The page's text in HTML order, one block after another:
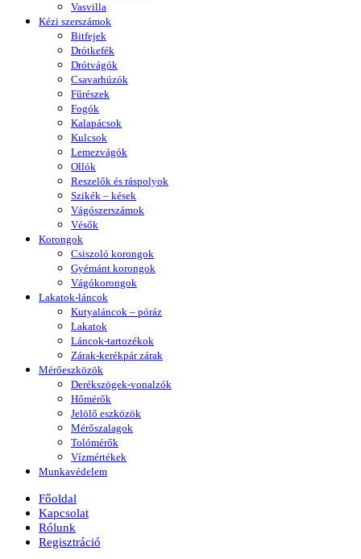
Vasvilla
Kézi szerszámok
Bitfejek
Drótkefék
Drótvágók
Csavarhúzók
Fűrészek
Fogók
Kalapácsok
Kulcsok
Lemezvágók
Ollók
Reszelők és ráspolyok
Szikék – kések
Vágószerszámok
Vésők
Korongok
Csiszoló korongok
Gyémánt korongok
Vágókorongok
Lakatok-láncok
Kutyaláncok – póráz
Lakatok
Láncok-tartozékok
Zárak-kerékpár zárak
Mérőeszközök
Derékszögek-vonalzók
Hőmérők
Jelölő eszközök
Mérőszalagok
Tolómérők
Vízmértékek
Munkavédelem
Főoldal
Kapcsolat
Rólunk
Regisztráció